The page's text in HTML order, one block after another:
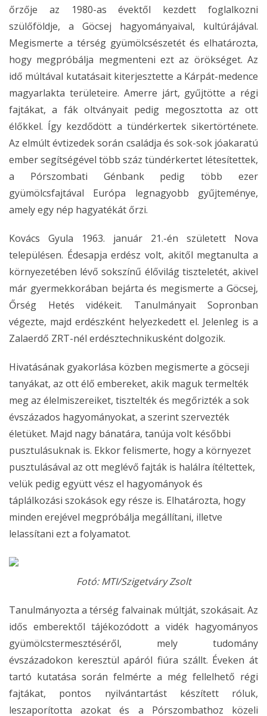
őrzője az 1980-as évektől kezdett foglalkozni
szülőföldje, a Göcsej hagyományaival, kultúrájával.
Megismerte a térség gyümölcsészetét és elhatározta,
hogy megpróbálja megmenteni ezt az örökséget. Az
idő múltával kutatásait kiterjesztette a Kárpát-medence
magyarlakta területeire. Amerre járt, gyűjtötte a régi
fajtákat, a fák oltványait pedig megosztotta az ott
élőkkel. Így kezdődött a tündérkertek sikertörténete.
Az elmúlt évtizedek során családja és sok-sok jóakaratú
ember segítségével több száz tündérkertet létesítettek,
a Pórszombati Génbank pedig több ezer
gyümölcsfajtával Európa legnagyobb gyűjteménye,
amely egy nép hagyatékát őrzi.
Kovács Gyula 1963. január 21.-én született Nova
településen. Édesapja erdész volt, akitől megtanulta a
környezetében lévő sokszínű élővilág tiszteletét, akivel
már gyermekkorában bejárta és megismerte a Göcsej,
Őrség Hetés vidékeit. Tanulmányait Sopronban
végezte, majd erdészként helyezkedett el. Jelenleg is a
Zalaerdő ZRT-nél erdésztechnikusként dolgozik.
Hivatásának gyakorlása közben megismerte a göcseji
tanyákat, az ott élő embereket, akik maguk termelték
meg az élelmiszereiket, tisztelték és megőrizték a sok
évszázados hagyományokat, a szerint szervezték
életüket. Majd nagy bánatára, tanúja volt későbbi
pusztulásuknak is. Ekkor felismerte, hogy a környezet
pusztulásával az ott meglévő fajták is halálra ítéltettek,
velük pedig együtt vész el hagyományok és
táplálkozási szokások egy része is. Elhatározta, hogy
minden erejével megpróbálja megállítani, illetve
lelassítani ezt a folyamatot.
Fotó: MTI/Szigetváry Zsolt
Tanulmányozta a térség falvainak múltját, szokásait. Az
idős emberektől tájékozódott a vidék hagyományos
gyümölcstermesztéséről, mely tudomány
évszázadokon keresztül apáról fiúra szállt. Éveken át
tartó kutatása során felmérte a még fellelhető régi
fajtákat, pontos nyilvántartást készített róluk,
leszaporította azokat és a Pórszombathoz közeli